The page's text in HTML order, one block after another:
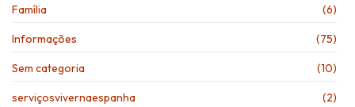
Família (6)
Informações (75)
Sem categoria (10)
serviçosvivernaespanha (2)